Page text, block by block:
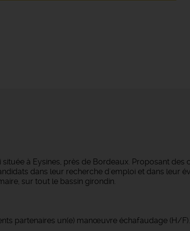
à Eysines, près de Bordeaux. Proposant des
dans leur recherche d'emploi et dans leur
sur tout le bassin girondin.
partenaires un(e) manœuvre échafaudage (H/F).